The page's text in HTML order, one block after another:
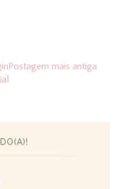
Postagem mais antiga